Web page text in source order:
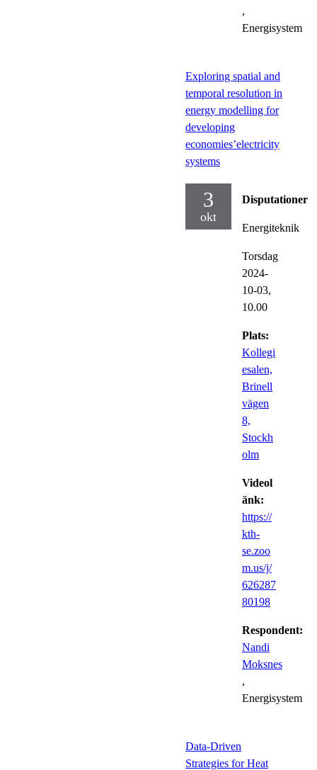
,
Energisystem
Exploring spatial and
temporal resolution in
energy modelling for
developing
economies’electricity
systems
3
okt
Disputationer
Energiteknik
Torsdag
2024-
10-03,
10.00
Plats:
Kollegi
esalen,
Brinell
vägen
8,
Stockh
olm
Videol
änk:
https://
kth-
se.zoo
m.us/j/
626287
80198
Respondent:
Nandi
Moksnes
,
Energisystem
Data-Driven
Strategies for Heat